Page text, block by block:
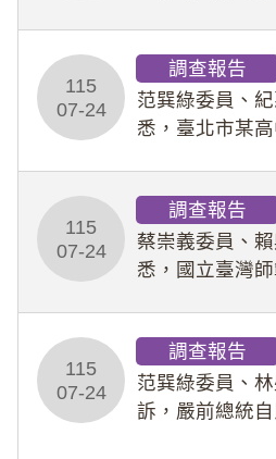
教羽球隊學生
事件處理會議
115
07-24
調查報告
范巽綠委員、
悉，臺北市某
行拍攝特定樣
劉師。該生因
115
07-24
調查報告
蔡崇義委員、
悉，國立臺灣
術倫理等情案
31)
115
07-24
調查報告
范巽綠委員、
訴，嚴前總統